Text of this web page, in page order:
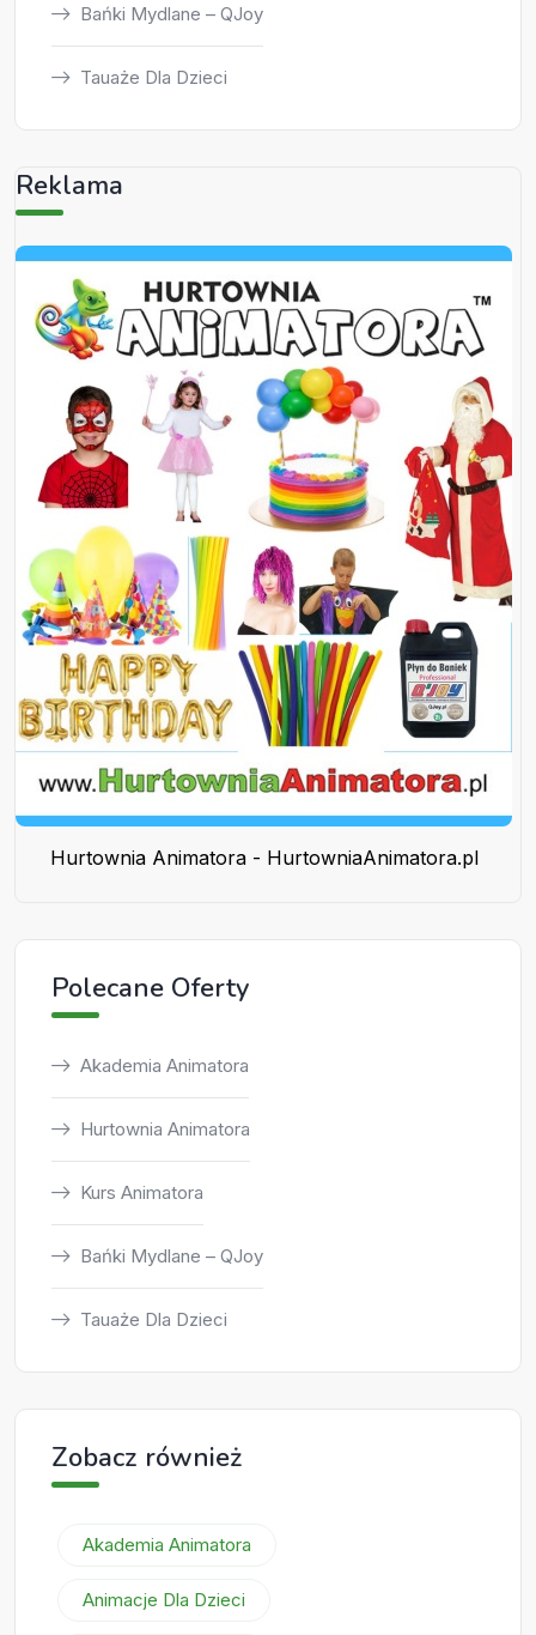
Bańki Mydlane – QJoy
Tauaże Dla Dzieci
Reklama
Hurtownia Animatora - HurtowniaAnimatora.pl
Polecane Oferty
Akademia Animatora
Hurtownia Animatora
Kurs Animatora
Bańki Mydlane – QJoy
Tauaże Dla Dzieci
Zobacz również
Akademia Animatora
Animacje Dla Dzieci